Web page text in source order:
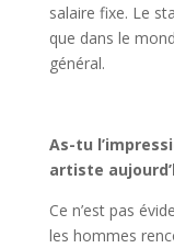
salaire fixe. Le
que dans le
général.
As-tu
artiste
Ce n’est pas
les hommes